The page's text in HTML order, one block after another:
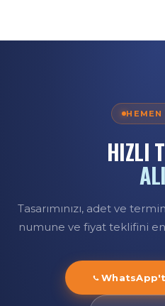
HEMEN
HIZLI
Tasarımınızı, adet ve
numune ve fiyat teklifini en